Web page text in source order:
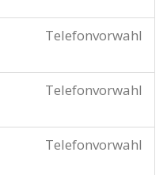
Telefonvorwahl
Telefonvorwahl
Telefonvorwahl